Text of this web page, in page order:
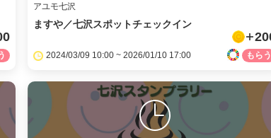
LINE
アユモ七沢
ますや／七沢スポットチェックイン
2024/03/09 10:00 ~ 2026/01/10 17:00